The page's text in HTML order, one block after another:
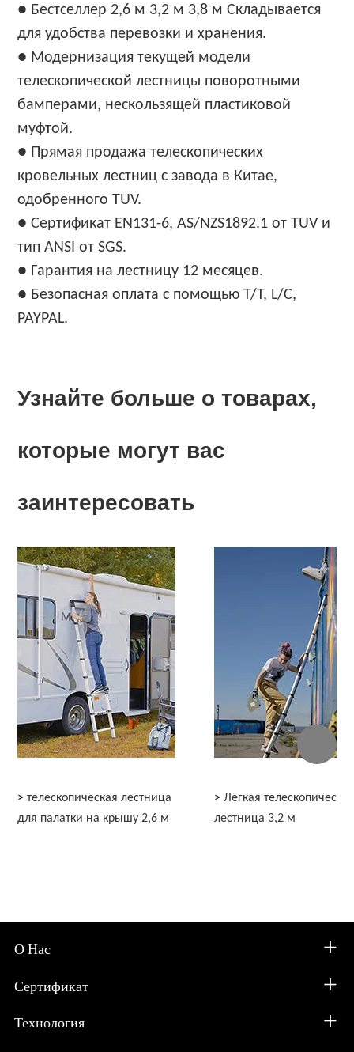
● Бестселлер 2,6 м 3,2 м 3,8 м Складывается
для удобства перевозки и хранения.
● Модернизация текущей модели
телескопической лестницы поворотными
бамперами, нескользящей пластиковой
муфтой.
● Прямая продажа телескопических
кровельных лестниц с завода в Китае,
одобренного TUV.
● Сертификат EN131-6, AS/NZS1892.1 от TUV и
тип ANSI от SGS.
● Гарантия на лестницу 12 месяцев.
● Безопасная оплата с помощью T/T, L/C,
PAYPAL.
Узнайте больше о товарах,
которые могут вас
заинтересовать
>телескопическая лестница
для палатки на крышу 2,6 м
>Легкая
лестница 3,2 м
О Нас
Сертификат
Технология